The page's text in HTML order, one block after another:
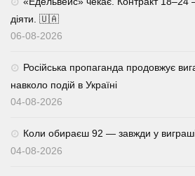
діяти. 🇺🇦
06-08-2026
Російська пропаганда продовжує
навколо подій в Україні
04-08-2026
Коли обираєш 92 — завжди у
04-08-2026